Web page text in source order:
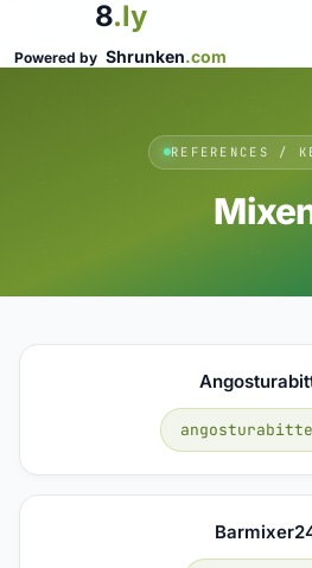
8.ly
Powered by Shrunken.com
REFERENCES /